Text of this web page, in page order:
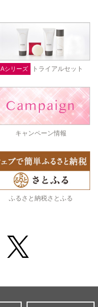
Aシリーズ トライアルセット
キャンペーン情報
ふるさと納税さとふる